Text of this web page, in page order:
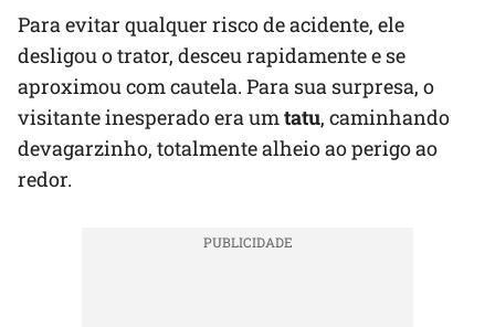
Para evitar qualquer risco de acidente, ele
desligou o trator, desceu rapidamente e se
aproximou com cautela. Para sua surpresa, o
visitante inesperado era umtatu, caminhando
devagarzinho, totalmente alheio ao perigo ao
redor.